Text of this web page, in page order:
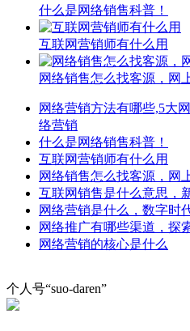
什么是网络销售科普！
互联网营销师有什么用
网络销售怎么找客源，网
网络营销方法有哪些,5大
络营销
什么是网络销售科普！
互联网营销师有什么用
网络销售怎么找客源，网
互联网销售是什么意思，
网络营销是什么，数字时
网络推广有哪些渠道，探
网络营销的核心是什么
个人号“suo-daren”